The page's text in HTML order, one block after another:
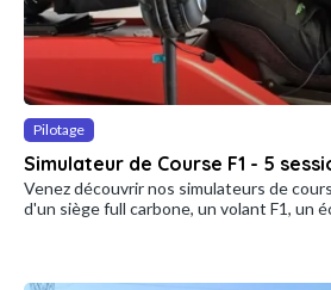
Pilotage
Simulateur de Course F1 - 5
Venez découvrir nos simulateurs de
d'un siège full carbone, un volant F1, un